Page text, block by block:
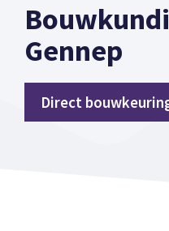
Gennep
Direct